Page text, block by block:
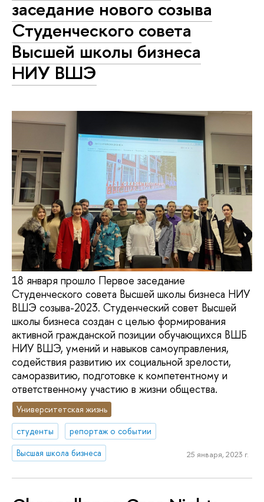
заседание нового созыва
Студенческого совета
Высшей школы бизнеса
НИУ ВШЭ
18 января прошло Первое заседание
Студенческого совета Высшей школы бизнеса НИУ
ВШЭ созыва-2023. Студенческий совет Высшей
школы бизнеса создан с целью формирования
активной гражданской позиции обучающихся ВШБ
НИУ ВШЭ, умений и навыков самоуправления,
содействия развитию их социальной зрелости,
саморазвитию, подготовке к компетентному и
ответственному участию в жизни общества.
Университетская жизнь
студенты
репортаж о событии
Высшая школа бизнеса
25 января, 2023 г.